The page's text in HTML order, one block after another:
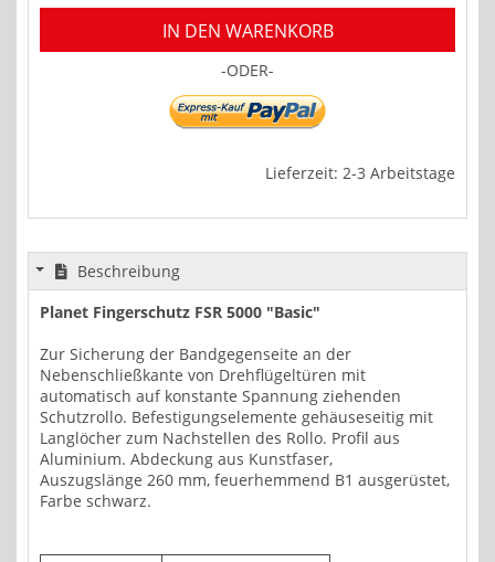
IN DEN WARENKORB
-ODER-
Lieferzeit: 2-3 Arbeitstage
Beschreibung
Planet Fingerschutz FSR 5000 "Basic"
Zur Sicherung der Bandgegenseite an der
Nebenschließkante von Drehflügeltüren mit
automatisch auf konstante Spannung ziehenden
Schutzrollo. Befestigungselemente gehäuseseitig mit
Langlöcher zum Nachstellen des Rollo. Profil aus
Aluminium. Abdeckung aus Kunstfaser,
Auszugslänge 260 mm, feuerhemmend B1 ausgerüstet,
Farbe schwarz.